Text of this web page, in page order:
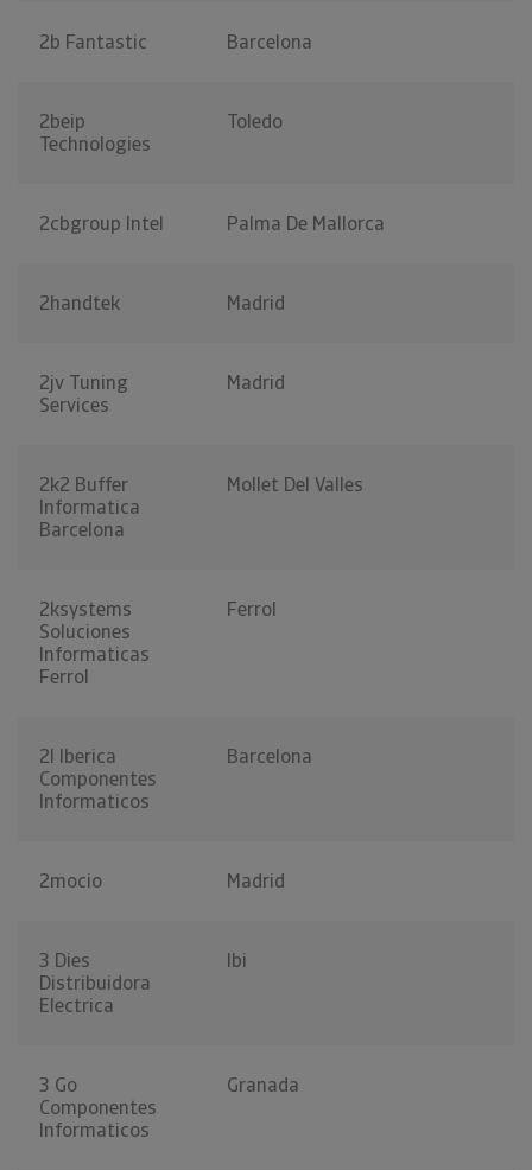
2b Fantastic Barcelona
2beip
Technologies
Toledo
2cbgroup Intel Palma De Mallorca
2handtek Madrid
2jv Tuning
Services
Madrid
2k2 Buffer
Informatica
Barcelona
Mollet Del Valles
2ksystems
Soluciones
Informaticas
Ferrol
Ferrol
2l Iberica
Componentes
Informaticos
Barcelona
2mocio Madrid
3 Dies
Distribuidora
Electrica
Ibi
3 Go
Componentes
Informaticos
Granada